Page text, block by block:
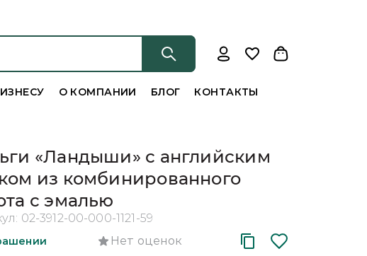
О КОМПАНИИ БЛОГ КОНТАКТЫ
«Ландыши» с английским
из комбинированного
с эмалью
02-3912-00-000-1121-59
Нет оценок